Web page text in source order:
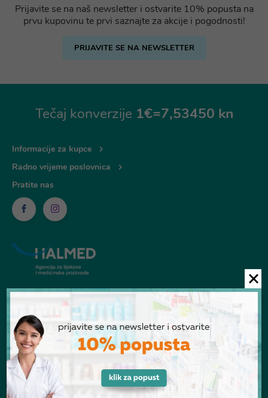
Prijavite se na naš newsletter i ostvarite 10% popusta na
prvu kupovinu te prvi saznajte za akcije i pogodnosti!
PRIJAVITE SE NA NEWSLETTER
Tečaj konverzije 1€=7,53450 kn
Informacije za kupce
Radno vrijeme poslovnica
Pratite nas
© Ljekarna Talan 2026